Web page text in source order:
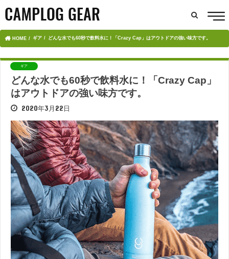
HOME ギア どんな水でも60秒で飲料水に！「Crazy Cap」はアウトドアの強い味方です。
ギア
どんな水でも60秒で飲料水に！「Crazy Cap」
はアウトドアの強い味方です。
2020年3月22日